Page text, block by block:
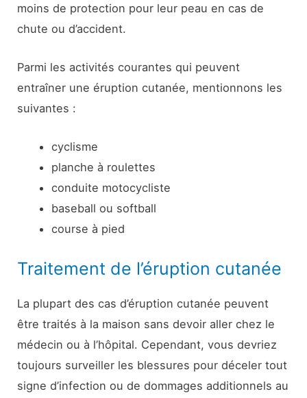
moins de protection pour leur peau en cas de
chute ou d’accident.
Parmi les activités courantes qui peuvent
entraîner une éruption cutanée, mentionnons les
suivantes :
cyclisme
planche à roulettes
conduite motocycliste
baseball ou softball
course à pied
Traitement de l’éruption cutanée
La plupart des cas d’éruption cutanée peuvent
être traités à la maison sans devoir aller chez le
médecin ou à l’hôpital. Cependant, vous devriez
toujours surveiller les blessures pour déceler tout
signe d’infection ou de dommages additionnels au